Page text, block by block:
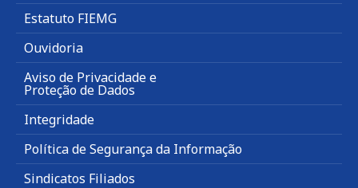
Estatuto FIEMG
Ouvidoria
Aviso de Privacidade e
Proteção de Dados
Integridade
Política de Segurança da Informação
Sindicatos Filiados